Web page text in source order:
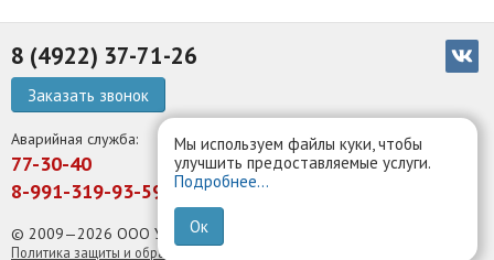
© 2009—2026 ООО УК Белый парус
Политика защиты и обработки персональных данных
8 (4922) 37-71-26
Заказать звонок
Аварийная служба:
77-30-40
8-991-319-93-59
Мы используем файлы куки, чтобы
улучшить предоставляемые услуги.
Подробнее...
Ок